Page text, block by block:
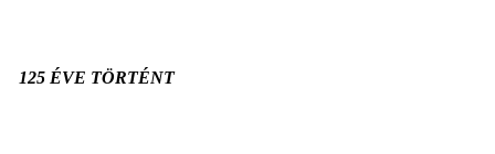
125 ÉVE TÖRTÉNT